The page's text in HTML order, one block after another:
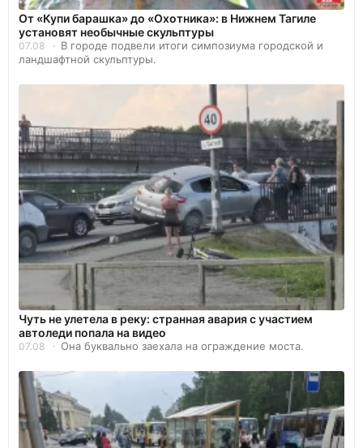
От «Купи барашка» до «Охотника»: в Нижнем Тагиле
установят необычные скульптуры
07.08
В городе подвели итоги симпозиума городской и
ландшафтной скульптуры.
Чуть не улетела в реку: странная авария с участием
автоледи попала на видео
07.08 Она буквально заехала на ограждение моста.